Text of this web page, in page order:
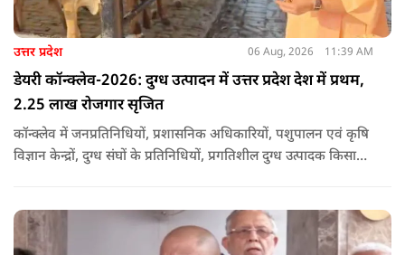
उत्तर प्रदेश 06 Aug, 2026 11:39 AM
डेयरी कॉन्क्लेव-2026: दुग्ध उत्पादन में उत्तर प्रदेश देश में प्रथम,
2.25 लाख रोजगार सृजित
कॉन्क्लेव में जनप्रतिनिधियों, प्रशासनिक अधिकारियों, पशुपालन एवं कृषि
विज्ञान केन्द्रों, दुग्ध संघों के प्रतिनिधियों, प्रगतिशील दुग्ध उत्पादक किसानों,